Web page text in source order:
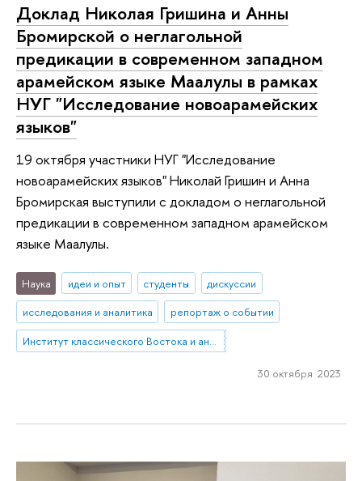
Доклад Николая Гришина и Анны
Бромирской о неглагольной
предикации в современном западном
арамейском языке Маалулы в рамках
НУГ "Исследование новоарамейских
языков"
19 октября участники НУГ "Исследование
новоарамейских языков" Николай Гришин и Анна
Бромирская выступили с докладом о неглагольной
предикации в современном западном арамейском
языке Маалулы.
Наука идеи и опыт студенты
дискуссии
исследования и аналитика
репортаж о событии
Институт классического Востока и античности
30 октября 2023